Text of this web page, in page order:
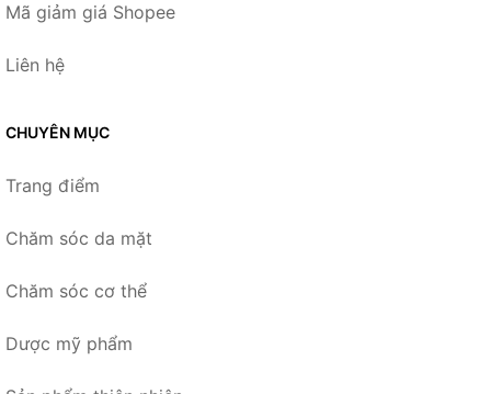
Mã giảm giá Shopee
Liên hệ
CHUYÊN MỤC
Trang điểm
Chăm sóc da mặt
Chăm sóc cơ thể
Dược mỹ phẩm